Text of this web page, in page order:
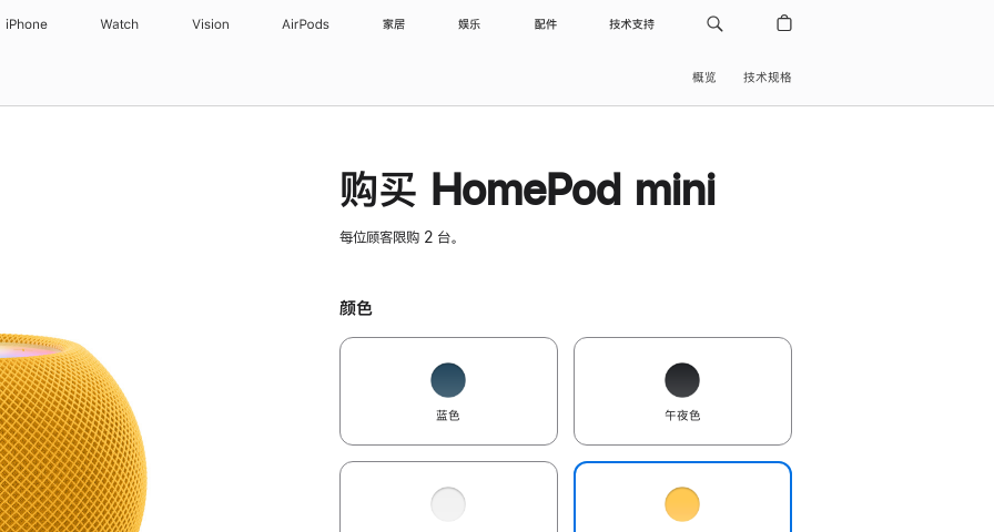
iPhone Watch Vision AirPods 家居 娱乐 配件 技术支持
概览 技术规格
购买 HomePod mini
每位顾客限购 2 台。
颜色
蓝色 午夜色